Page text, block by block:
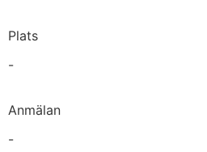
Plats
-
Anmälan
-